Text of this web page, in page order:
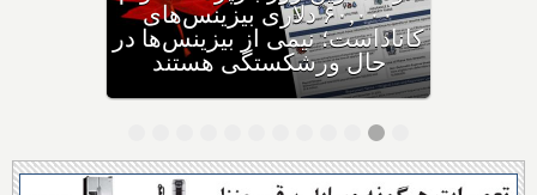
وزیر مهاجرت: کانادا ویزاهای
توریستی و دانشجویی کمتری
صادر می‌کند